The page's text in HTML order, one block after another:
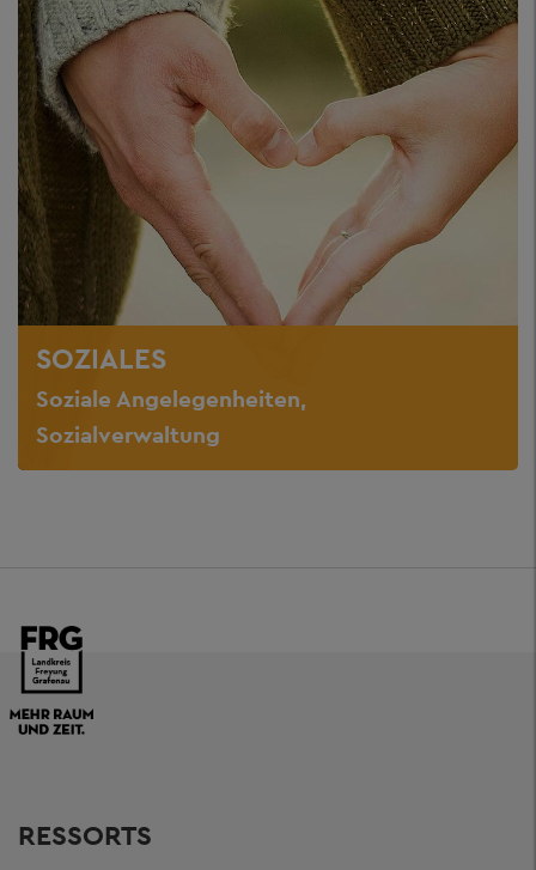
SOZIALES
Soziale Angelegenheiten,
Sozialverwaltung
RESSORTS